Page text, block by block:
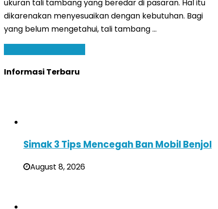
ukuran tali tambang yang beredar di pasaran. Hal itu
dikarenakan menyesuaikan dengan kebutuhan. Bagi
yang belum mengetahui, tali tambang …
Informasi Terbaru
Simak 3 Tips Mencegah Ban Mobil Benjol
August 8, 2026